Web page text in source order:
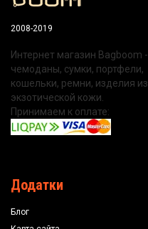
2008-2019
Интернет магазин Bagboom -
чемоданы, сумки, портфели,
кошельки, ремни, изделия из
экзотической кожи.
Принимаем к оплате:
Додатки
Блог